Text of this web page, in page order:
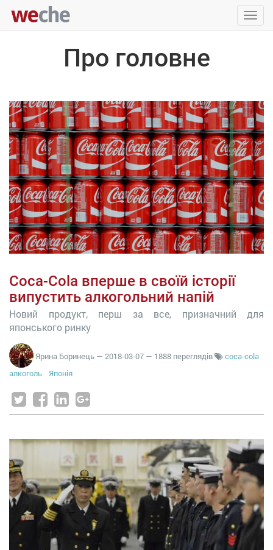
Про головне
Coca-Cola вперше в своїй історії
випустить алкогольний напій
Новий продукт, перш за все, призначний для
японського ринку
Ярина Боринець — 2018-03-07 — 1888 переглядів
coca-cola
алкоголь
Японія